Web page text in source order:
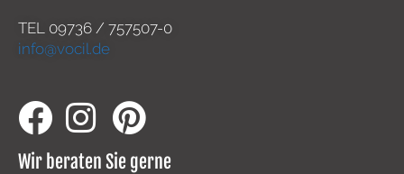
TEL 09736 / 757507-0
info@vocil.de
Wir beraten Sie gerne